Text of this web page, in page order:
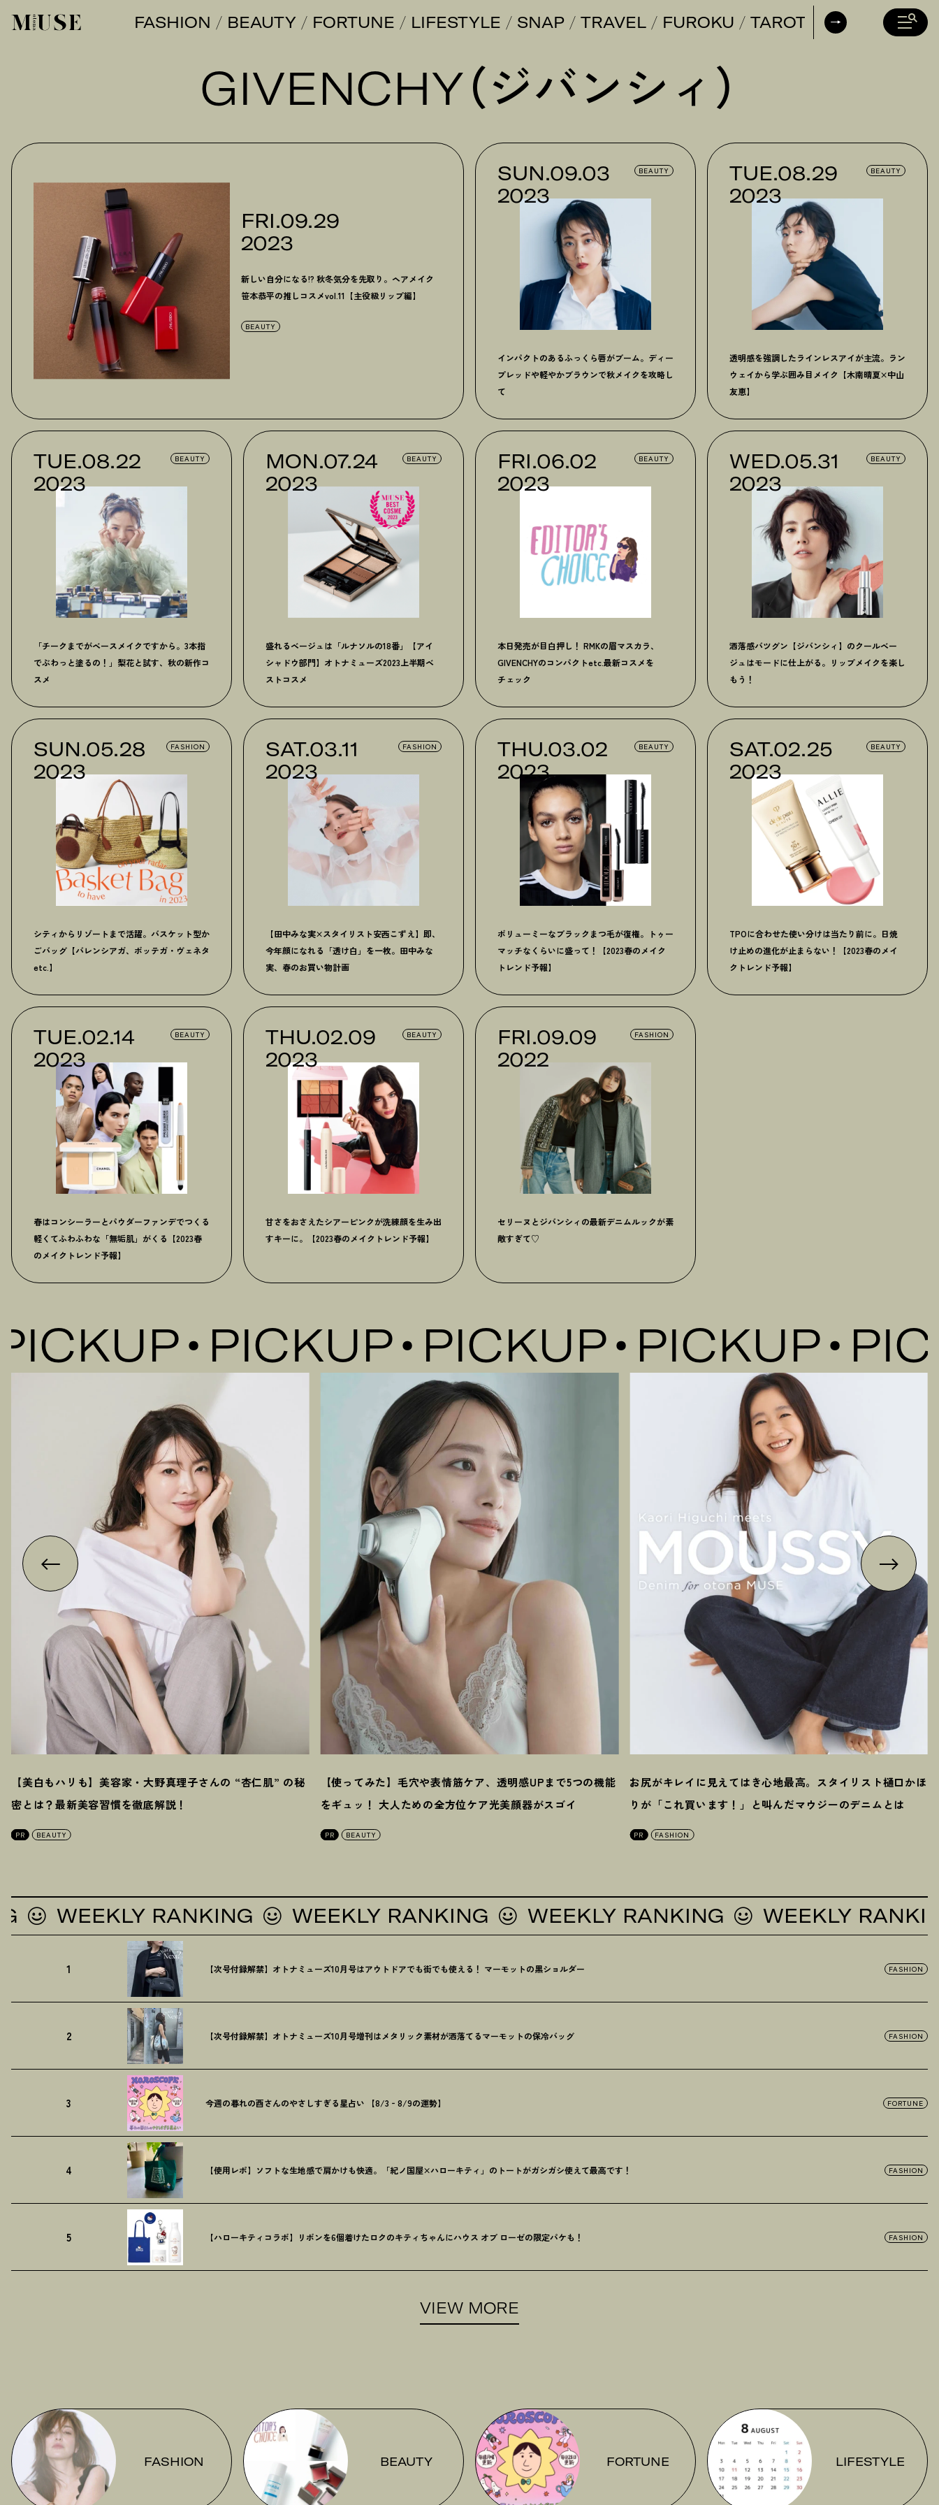
オトナミューズ ウェブFASHION BEAUTY FORTUNE LIFESTYLE SNAP TRAVEL FUROKU TAROT DAILY
GIVENCHY（ジバンシィ）
FRI.09.29
2023
新しい自分になる!? 秋冬気分を先取り。ヘアメイク
笹本恭平の推しコスメvol.11【主役級リップ編】
BEAUTY
SUN.09.03
2023
インパクトのあるふっくら唇がブーム。ディー
プレッドや軽やかブラウンで秋メイクを攻略し
て
BEAUTY
TUE.08.29
2023
透明感を強調したラインレスアイが主流。ラン
ウェイから学ぶ囲み目メイク【木南晴夏×中山
友恵】
BEAUTY
TUE.08.22
2023
「チークまでがベースメイクですから。3本指
でぶわっと塗るの ！ 」梨花と試す、秋の新作コ
スメ
BEAUTY
MON.07.24
2023
盛れるベージュは「ルナソルの18番」【アイ
シャドウ部門】オトナミューズ2023上半期ベ
ストコスメ
BEAUTY
FRI.06.02
2023
本日発売が目白押し ！ RMKの眉マスカラ、
GIVENCHYのコンパクトetc.最新コスメを
チェック
BEAUTY
WED.05.31
2023
洒落感バツグン【ジバンシィ】のクールベー
ジュはモードに仕上がる。リップメイクを楽し
もう ！
BEAUTY
SUN.05.28
2023
シティからリゾートまで活躍。バスケット型か
ごバッグ【バレンシアガ、ボッテガ・ヴェネタ
etc.】
FASHION
SAT.03.11
2023
【田中みな実×スタイリスト安西こずえ】即、
今年顔になれる「透け白」を一枚。田中みな
実、春のお買い物計画
FASHION
THU.03.02
2023
ボリューミーなブラックまつ毛が復権。トゥー
マッチなくらいに盛って！【2023春のメイク
トレンド予報】
BEAUTY
SAT.02.25
2023
TPOに合わせた使い分けは当たり前に。日焼
け止めの進化が止まらない！【2023春のメイ
クトレンド予報】
BEAUTY
TUE.02.14
2023
春はコンシーラーとパウダーファンデでつくる
軽くてふわふわな「無垢肌」がくる【2023春
のメイクトレンド予報】
BEAUTY
THU.02.09
2023
甘さをおさえたシアーピンクが洗練顔を生み出
すキーに。【2023春のメイクトレンド予報】
BEAUTY
FRI.09.09
2022
セリーヌとジバンシィの最新デニムルックが素
敵すぎて♡
FASHION
PICKUP PICKUP PICKUP
【美白もハリも】美容家・大野真理子さんの “杏仁肌” の秘
密とは？最新美容習慣を徹底解説 ！
PR BEAUTY
【使ってみた】毛穴や表情筋ケア、透明感UPまで5つの機能
をギュッ ！ 大人ための全方位ケア光美顔器がスゴイ
PR BEAUTY
お尻がキレイに見えてはき心地最高。スタイリスト樋口かほ
りが「これ買います ！ 」と叫んだマウジーのデニムとは
PR FASHION
WEEKLY RANKING WEEKLY RANKING WEEKLY RANKING WEEKLY RANKING
1 【次号付録解禁】オトナミューズ10月号はアウトドアでも街でも使える ！ マーモットの黒ショルダー FASHION
2 【次号付録解禁】オトナミューズ10月号増刊はメタリック素材が洒落てるマーモットの保冷バッグ FASHION
3 今週の暮れの酉さんのやさしすぎる星占い 【8/3‐8/9の運勢】 FORTUNE
4 【使用レポ】ソフトな生地感で肩かけも快適。「紀ノ国屋×ハローキティ」のトートがガシガシ使えて最高です ！ FASHION
5 【ハローキティコラボ】リボンを6個着けたロクのキティちゃんにハウス オブ ローゼの限定パケも ！ FASHION
VIEW MORE
FASHION BEAUTY FORTUNE LIFESTYLE